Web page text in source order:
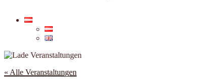
« Alle Veranstaltungen